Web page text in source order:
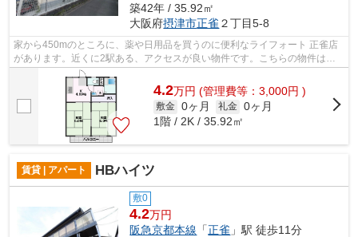
築42年 / 35.92㎡
大阪府摂津市正雀 ２丁目5-8
家から450mのところに、薬や日用品を買うのに便利なライフォート 正雀店
があります。近くに2駅ある、アクセスが良い物件です。こちらの物件はア
パートです。大きな地震の対策になる軽...
4.2万円 (管理費等：3,000円 )
敷金 0ヶ月 礼金 0ヶ月
1階 / 2K / 35.92㎡
賃貸 | アパート HBハイツ
敷0
4.2万円
阪急京都本線 「正雀 」駅 徒歩11分